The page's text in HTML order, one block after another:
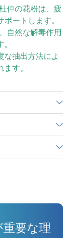
仲の花粉は、疲
ートします。
自然な解毒作用
な抽出方法によ
す。
要な理